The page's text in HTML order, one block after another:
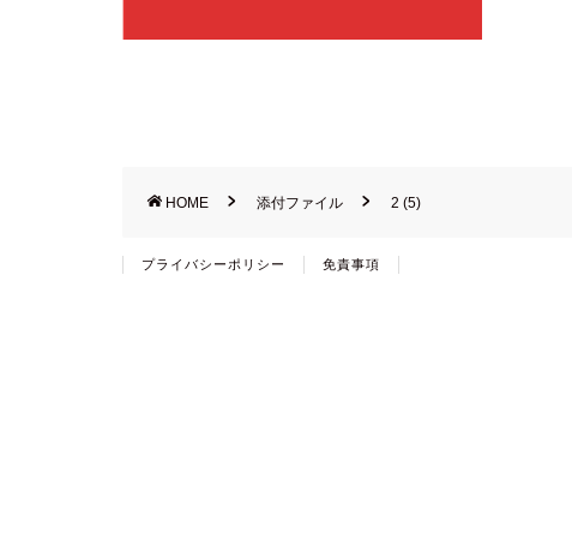
HOME 添付ファイル 2 (5)
プライバシーポリシー 免責事項